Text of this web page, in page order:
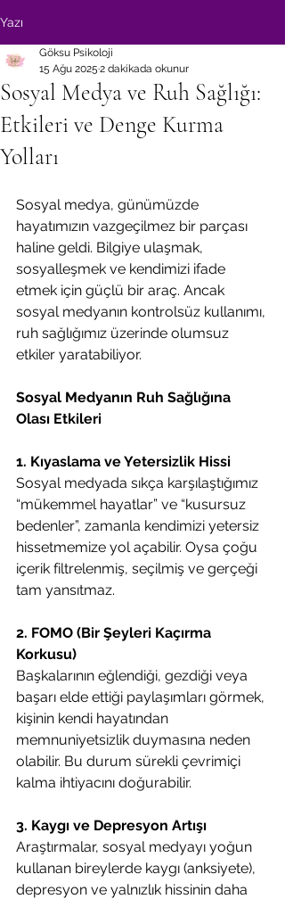
Yazı
Sosyal Medya ve Ruh Sağlığı:
Etkileri ve Denge Kurma
Yolları
Göksu Psikoloji
15 Ağu 2025 2 dakikada okunur
Sosyal medya, günümüzde
hayatımızın vazgeçilmez bir parçası
haline geldi. Bilgiye ulaşmak,
sosyalleşmek ve kendimizi ifade
etmek için güçlü bir araç. Ancak
sosyal medyanın kontrolsüz kullanımı,
ruh sağlığımız üzerinde olumsuz
etkiler yaratabiliyor.
Sosyal Medyanın Ruh Sağlığına
Olası Etkileri
1. Kıyaslama ve Yetersizlik Hissi
Sosyal medyada sıkça karşılaştığımız
“mükemmel hayatlar” ve “kusursuz
bedenler”, zamanla kendimizi yetersiz
hissetmemize yol açabilir. Oysa çoğu
içerik filtrelenmiş, seçilmiş ve gerçeği
tam yansıtmaz.
2. FOMO (Bir Şeyleri Kaçırma
Korkusu)
Başkalarının eğlendiği, gezdiği veya
başarı elde ettiği paylaşımları görmek,
kişinin kendi hayatından
memnuniyetsizlik duymasına neden
olabilir. Bu durum sürekli çevrimiçi
kalma ihtiyacını doğurabilir.
3. Kaygı ve Depresyon Artışı
Araştırmalar, sosyal medyayı yoğun
kullanan bireylerde kaygı (anksiyete),
depresyon ve yalnızlık hissinin daha